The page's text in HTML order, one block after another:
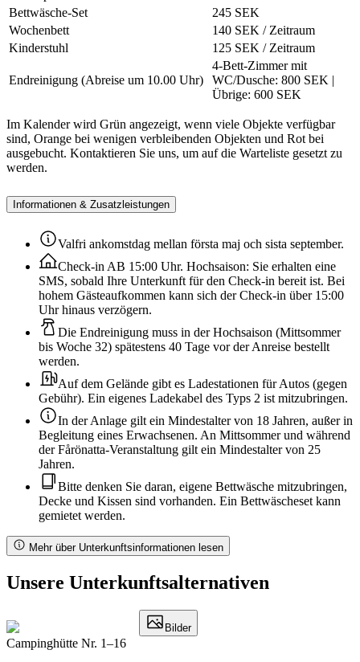
Bettwäsche-Set
245 SEK
Wochenbett
140 SEK / Zeitraum
Kinderstuhl
125 SEK / Zeitraum
Endreinigung (Abreise um 10.00 Uhr)
4-Bett-Zimmer mit
WC/Dusche: 800 SEK |
Übrige: 600 SEK
Im Kalender wird Grün angezeigt, wenn viele Objekte verfügbar
sind, Orange bei wenigen verbleibenden Objekten und Rot bei
ausgebucht. Kontaktieren Sie uns, um auf die Warteliste gesetzt zu
werden.
Informationen & Zusatzleistungen
Valfri ankomstdag mellan första maj och sista september.
Check-in AB 15:00 Uhr. Hochsaison: Sie erhalten eine
SMS, sobald Ihre Unterkunft für den Check-in bereit ist. Bei
hohem Gästeaufkommen kann sich der Check-in über 15:00
Uhr hinaus verzögern.
Die Endreinigung muss in der Hochsaison (Mittsommer
bis Woche 32) spätestens 40 Tage vor der Anreise bestellt
werden.
Auf dem Gelände gibt es Ladestationen für Autos (gegen
Gebühr). Ein eigenes Ladekabel des Typs 2 ist mitzubringen.
In der Anlage gilt ein Mindestalter von 18 Jahren, außer in
Begleitung eines Erwachsenen. An Mittsommer und während
der Fårönatta-Veranstaltung gilt ein Mindestalter von 25
Jahren.
Bitte denken Sie daran, eigene Bettwäsche mitzubringen,
Decke und Kissen sind vorhanden. Ein Bettwäscheset kann
gemietet werden.
Mehr über Unterkunftsinformationen lesen
Unsere Unterkunftsalternativen
Bilder
Campinghütte Nr. 1–16